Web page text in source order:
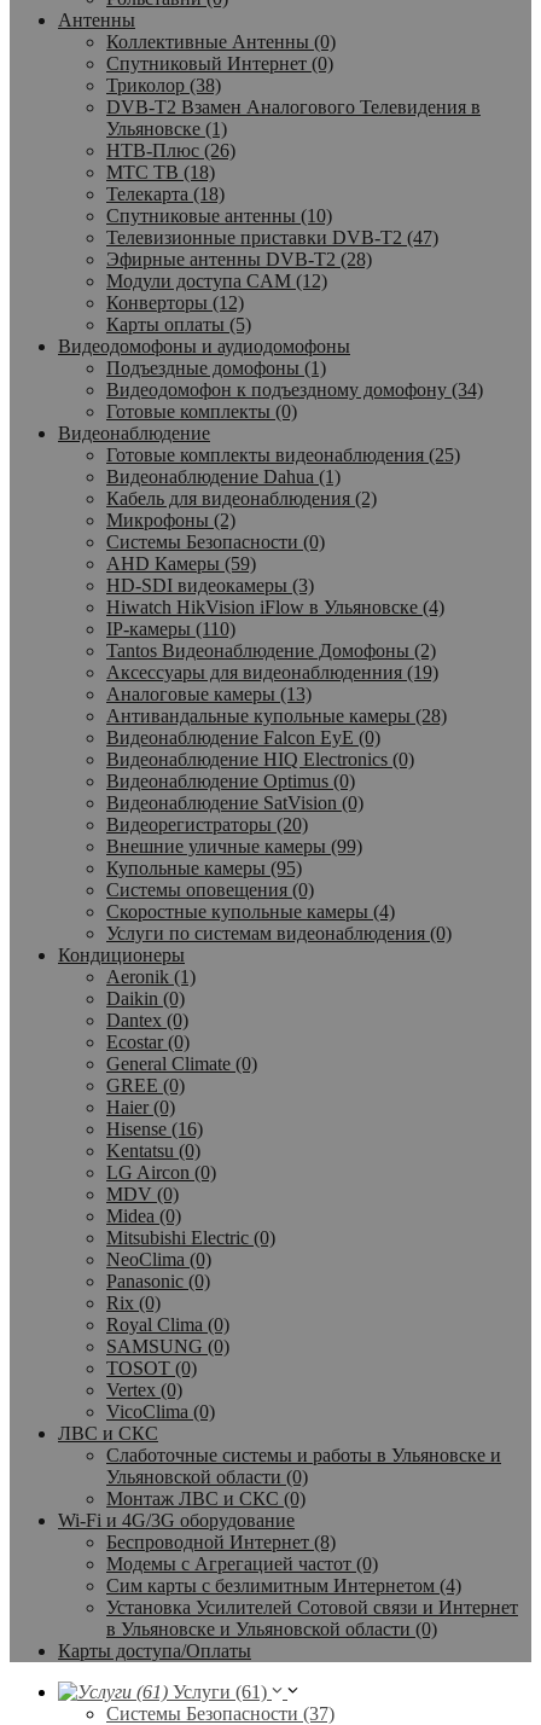
Антенны
Коллективные Антенны (0)
Спутниковый Интернет (0)
Триколор (38)
DVB-T2 Взамен Аналогового Телевидения в
Ульяновске (1)
НТВ-Плюс (26)
МТС ТВ (18)
Телекарта (18)
Спутниковые антенны (10)
Телевизионные приставки DVB-T2 (47)
Эфирные антенны DVB-T2 (28)
Модули доступа CAM (12)
Конверторы (12)
Карты оплаты (5)
Видеодомофоны и аудиодомофоны
Подъездные домофоны (1)
Видеодомофон к подъездному домофону (34)
Готовые комплекты (0)
Видеонаблюдение
Готовые комплекты видеонаблюдения (25)
Видеонаблюдение Dahua (1)
Кабель для видеонаблюдения (2)
Микрофоны (2)
Системы Безопасности (0)
AHD Камеры (59)
HD-SDI видеокамеры (3)
Hiwatch HikVision iFlow в Ульяновске (4)
IP-камеры (110)
Tantos Видеонаблюдение Домофоны (2)
Аксессуары для видеонаблюденния (19)
Аналоговые камеры (13)
Антивандальные купольные камеры (28)
Видеонаблюдение Falcon EyE (0)
Видеонаблюдение HIQ Electronics (0)
Видеонаблюдение Optimus (0)
Видеонаблюдение SatVision (0)
Видеорегистраторы (20)
Внешние уличные камеры (99)
Купольные камеры (95)
Системы оповещения (0)
Скоростные купольные камеры (4)
Услуги по системам видеонаблюдения (0)
Кондиционеры
Aeronik (1)
Daikin (0)
Dantex (0)
Ecostar (0)
General Climate (0)
GREE (0)
Haier (0)
Hisense (16)
Kentatsu (0)
LG Aircon (0)
MDV (0)
Midea (0)
Mitsubishi Electric (0)
NeoClima (0)
Panasonic (0)
Rix (0)
Royal Clima (0)
SAMSUNG (0)
TOSOT (0)
Vertex (0)
VicoClima (0)
ЛВС и СКС
Слаботочные системы и работы в Ульяновске и
Ульяновской области (0)
Монтаж ЛВС и СКС (0)
Wi-Fi и 4G/3G оборудование
Беспроводной Интернет (8)
Модемы с Агрегацией частот (0)
Сим карты с безлимитным Интернетом (4)
Установка Усилителей Сотовой связи и Интернет
в Ульяновске и Ульяновской области (0)
Карты доступа/Оплаты
Услуги (61)
Системы Безопасности (37)